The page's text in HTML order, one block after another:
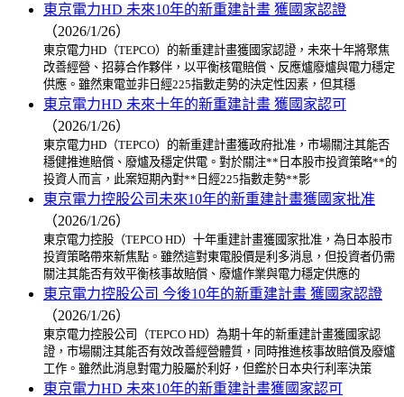
東京電力HD 未來10年的新重建計畫 獲國家認證
（2026/1/26）
東京電力HD（TEPCO）的新重建計畫獲國家認證，未來十年將聚焦
改善經營、招募合作夥伴，以平衡核電賠償、反應爐廢爐與電力穩定
供應。雖然東電並非日經225指數走勢的決定性因素，但其穩
東京電力HD 未來十年的新重建計畫 獲國家認可
（2026/1/26）
東京電力HD（TEPCO）的新重建計畫獲政府批准，市場關注其能否
穩健推進賠償、廢爐及穩定供電。對於關注**日本股市投資策略**的
投資人而言，此案短期內對**日經225指數走勢**影
東京電力控股公司未來10年的新重建計畫獲國家批准
（2026/1/26）
東京電力控股（TEPCO HD）十年重建計畫獲國家批准，為日本股市
投資策略帶來新焦點。雖然這對東電股價是利多消息，但投資者仍需
關注其能否有效平衡核事故賠償、廢爐作業與電力穩定供應的
東京電力控股公司 今後10年的新重建計畫 獲國家認證
（2026/1/26）
東京電力控股公司（TEPCO HD）為期十年的新重建計畫獲國家認
證，市場關注其能否有效改善經營體質，同時推進核事故賠償及廢爐
工作。雖然此消息對電力股屬於利好，但鑑於日本央行利率決策
東京電力HD 未來10年的新重建計畫獲國家認可